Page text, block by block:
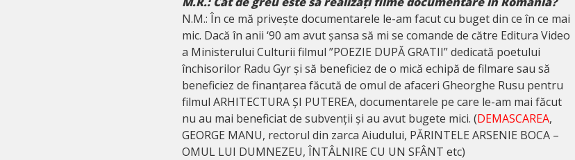
N.M.: În ce mă privește documentarele le-am facut cu buget din ce în ce mai
mic. Dacă în anii ‘90 am avut șansa să mi se comande de către Editura Video
a Ministerului Culturii filmul ”POEZIE DUPĂ GRATII” dedicată poetului
închisorilor Radu Gyr și să beneficiez de o mică echipă de filmare sau să
beneficiez de finanțarea făcută de omul de afaceri Gheorghe Rusu pentru
filmul ARHITECTURA ȘI PUTEREA, documentarele pe care le-am mai făcut
nu au mai beneficiat de subvenții și au avut bugete mici. (DEMASCAREA,
GEORGE MANU, rectorul din zarca Aiudului, PĂRINTELE ARSENIE BOCA –
OMUL LUI DUMNEZEU, ÎNTÂLNIRE CU UN SFÂNT etc)